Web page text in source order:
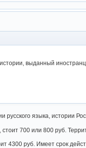
выданный
языка, истории
700 или 800 руб.
4300 руб. Имеет срок